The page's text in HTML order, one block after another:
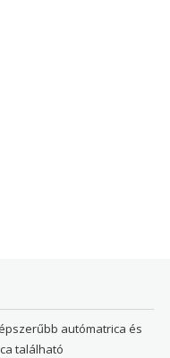
autómatrica és
található